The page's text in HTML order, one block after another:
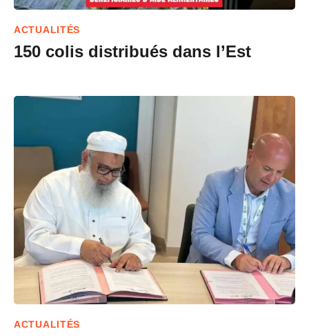
ACTUALITÉS
150 colis distribués dans l’Est
ACTUALITÉS